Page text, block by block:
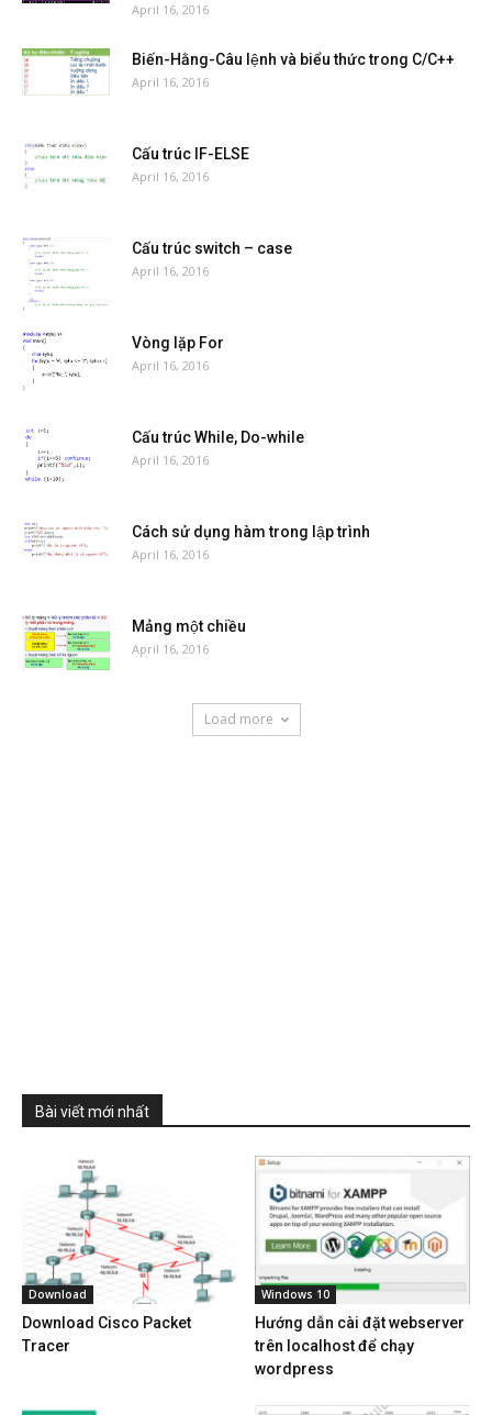
April 16, 2016
Biến-Hằng-Câu lệnh và biểu thức trong C/C++
April 16, 2016
Cấu trúc IF-ELSE
April 16, 2016
Cấu trúc switch – case
April 16, 2016
Vòng lặp For
April 16, 2016
Cấu trúc While, Do-while
April 16, 2016
Cách sử dụng hàm trong lập trình
April 16, 2016
Mảng một chiều
April 16, 2016
Load more
Bài viết mới nhất
Download
Download Cisco Packet
Tracer
Windows 10
Hướng dẫn cài đặt webserver
trên localhost để chạy
wordpress